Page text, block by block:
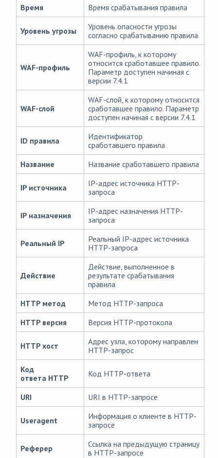
Время Время срабатывания правила
Уровень угрозы
Уровень опасности угрозы
согласно срабатыванию правила
WAF-профиль
WAF-профиль, к которому
относится сработавшее правило.
Параметр доступен начиная с
версии 7.4.1
WAF-слой
WAF-слой, к которому относится
сработавшее правило. Параметр
доступен начиная с версии 7.4.1
ID правила
Идентификатор
сработавшего правила
Название
Название сработавшего правила
IP источника
IP-адрес источника HTTP-
запроса
IP назначения
IP-адрес назначения HTTP-
запроса
Реальный IP
Реальный IP-адрес источника
HTTP-запроса
Действие
Действие, выполненное в
результате срабатывания
правила
HTTP метод
Метод HTTP-запроса
HTTP версия
Версия HTTP-протокола
HTTP хост
Адрес узла, которому направлен
HTTP-запрос
Код
ответа HTTP
Код HTTP-ответа
URI URI в HTTP-запросе
Useragent
Информация о клиенте в HTTP-
запросе
Реферер
Ссылка на предыдущую страницу
в HTTP-запросе